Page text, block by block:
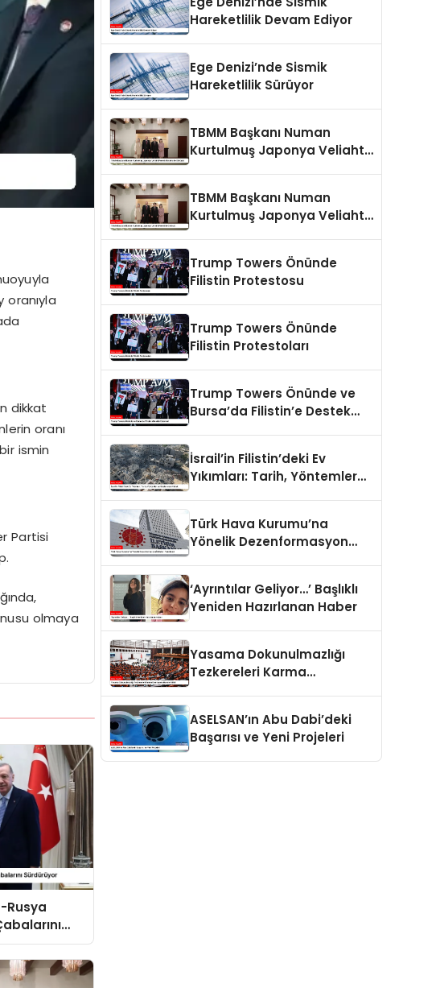
oranıyla
dikkat
oranı
ismin
Partisi
olmaya
Rusya
Hareketlilik Devam Ediyor
Ege Denizi’nde Sismik
Hareketlilik Sürüyor
TBMM Başkanı Numan
Kurtulmuş Japonya Veliaht
TBMM Başkanı Numan
Kurtulmuş Japonya Veliaht
Trump Towers Önünde
Filistin Protestosu
Trump Towers Önünde
Filistin Protestoları
Trump Towers Önünde ve
Bursa’da Filistin’e Destek
İsrail’in Filistin’deki Ev
Yıkımları: Tarih, Yöntemler
Türk Hava Kurumu’na
Yönelik Dezenformasyon
‘Ayrıntılar Geliyor…’ Başlıklı
Yeniden Hazırlanan Haber
Yasama Dokunulmazlığı
Tezkereleri Karma
ASELSAN’ın Abu Dabi’deki
Başarısı ve Yeni Projeleri